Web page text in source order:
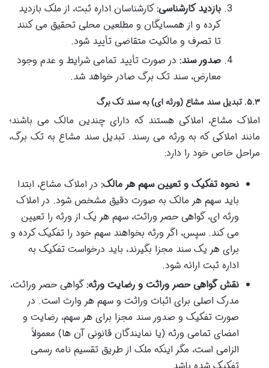
بازدید کارشناسی:کارشناسان اداره ثبت، از ملک بازدید
کرده و از همسایگان و مطلعین محلی تحقیق می کنند
تا تصرف و مالکیت متقاضی تأیید شود.
صدور سند: در صورت تأیید تمامی شرایط و عدم وجود
معارض، سند تک برگ صادر خواهد شد.
۵.۳. تبدیل سند مشاع (ورثه ای) به سند تک برگ
املاک مشاع، املاکی هستند که دارای چندین مالک می باشند؛
مانند املاکی که به ورثه می رسند. تبدیل سند مشاع به تک برگ،
مراحل خاص خود را دارد:
نحوه تفکیک و تعیین سهم هر مالک: در املاک مشاع، ابتدا
باید سهم هر مالک به صورت دقیق مشخص شود. در املاک
ورثه ای، گواهی حصر وراثت، سهم هر یک از ورثه را تعیین
می کند. سپس، اگر ورثه بخواهند سهم خود را تفکیک کرده و
برای هر یک سند مجزا بگیرند، باید درخواست تفکیک به
اداره ثبت ارائه شود.
نقش گواهی حصر وراثت و رضایت ورثه:گواهی حصر وراثت،
مدرک اصلی برای اثبات وراثت و سهم هر وارث است. در
صورت تفکیک و صدور سند مجزا برای هر سهم، رضایت و
امضای تمامی ورثه (یا نمایندگان قانونی آن ها) معمولاً
الزامی است، مگر اینکه ملک از طریق تقسیم نامه رسمی